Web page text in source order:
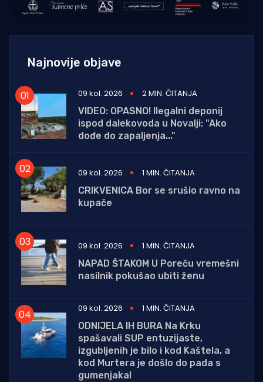
Najnovije objave
09 kol. 2026
2 MIN. ČITANJA
VIDEO: OPASNO! Ilegalni deponij
ispod dalekovoda u Novalji: "Ako
dođe do zapaljenja..."
09 kol. 2026
1 MIN. ČITANJA
CRIKVENICA Bor se srušio ravno na
kupače
09 kol. 2026
1 MIN. ČITANJA
NAPAD ŠTAKOM U Poreču vremešni
nasilnik pokušao ubiti ženu
09 kol. 2026
1 MIN. ČITANJA
ODNIJELA IH BURA Na Krku
spašavali SUP entuzijaste,
izgubljenih je bilo i kod Kaštela, a
kod Murtera je došlo do pada s
gumenjaka!